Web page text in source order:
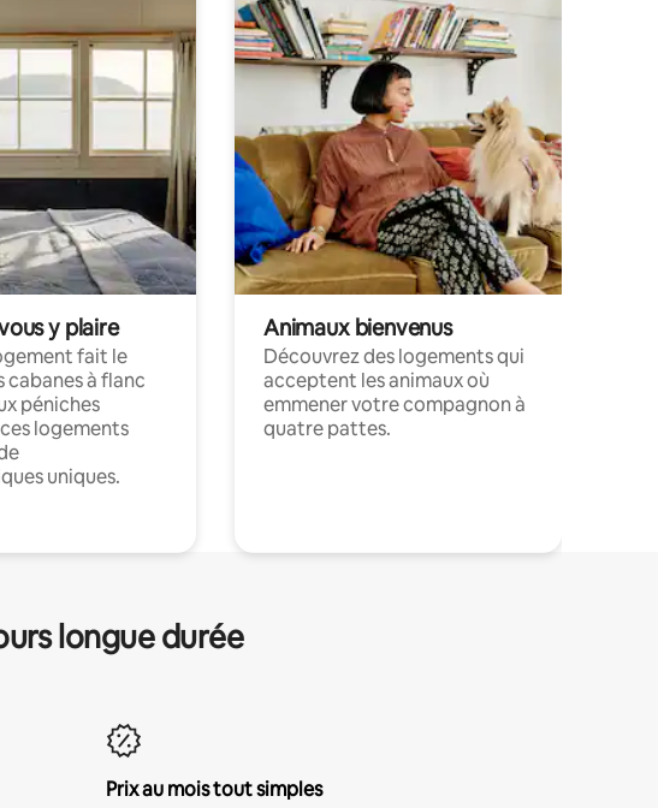
y plaire
fait le
cabanes à flanc
péniches
logements
uniques.
Animaux bienvenus
Découvrez des logements qui
acceptent les animaux où
emmener votre compagnon à
quatre pattes.
longue durée
Prix au mois tout simples